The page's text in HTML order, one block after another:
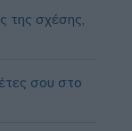
της σχέσης,
σου στο